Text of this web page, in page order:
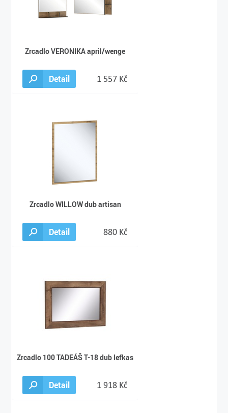
Zrcadlo VERONIKA april/wenge
Detail 1 557 Kč
Zrcadlo WILLOW dub artisan
Detail 880 Kč
Zrcadlo 100 TADEÁŠ T-18 dub lefkas
Detail 1 918 Kč